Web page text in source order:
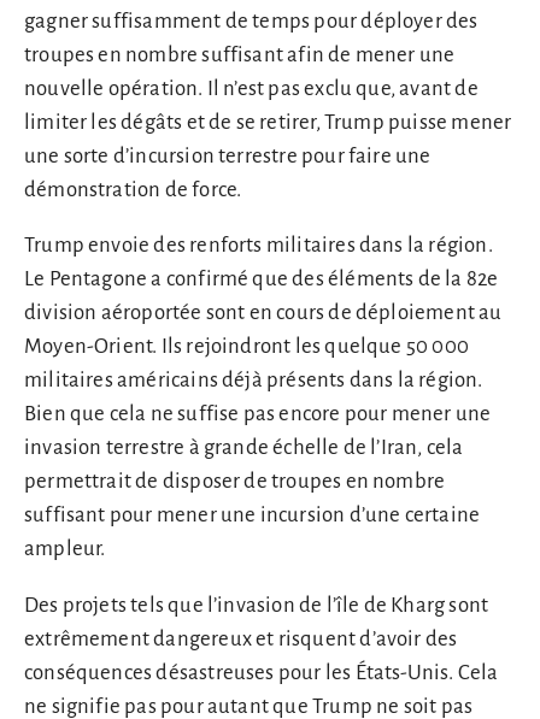
gagner suffisamment de temps pour déployer des
troupes en nombre suffisant afin de mener une
nouvelle opération. Il n’est pas exclu que, avant de
limiter les dégâts et de se retirer, Trump puisse mener
une sorte d’incursion terrestre pour faire une
démonstration de force.
Trump envoie des renforts militaires dans la région.
Le Pentagone a confirmé que des éléments de la 82e
division aéroportée sont en cours de déploiement au
Moyen-Orient. Ils rejoindront les quelque 50 000
militaires américains déjà présents dans la région.
Bien que cela ne suffise pas encore pour mener une
invasion terrestre à grande échelle de l’Iran, cela
permettrait de disposer de troupes en nombre
suffisant pour mener une incursion d’une certaine
ampleur.
Des projets tels que l’invasion de l’île de Kharg sont
extrêmement dangereux et risquent d’avoir des
conséquences désastreuses pour les États-Unis. Cela
ne signifie pas pour autant que Trump ne soit pas